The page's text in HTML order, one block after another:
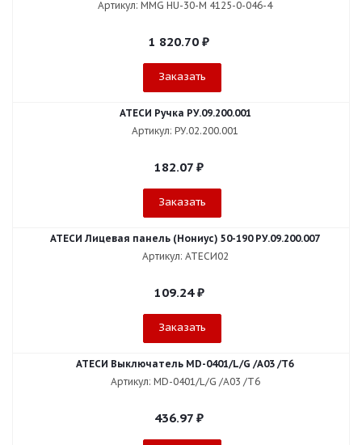
Артикул: MMG HU-30-M 4125-0-046-4
1 820.70 ₽
Заказать
АТЕСИ Ручка РУ.09.200.001
Артикул: РУ.02.200.001
182.07 ₽
Заказать
АТЕСИ Лицевая панель (Нониус) 50-190 РУ.09.200.007
Артикул: АТЕСИ02
109.24₽
Заказать
АТЕСИ Выключатель МD-0401/L/G /А03 /Т6
Артикул: МD-0401/L/G /А03 /Т6
436.97 ₽